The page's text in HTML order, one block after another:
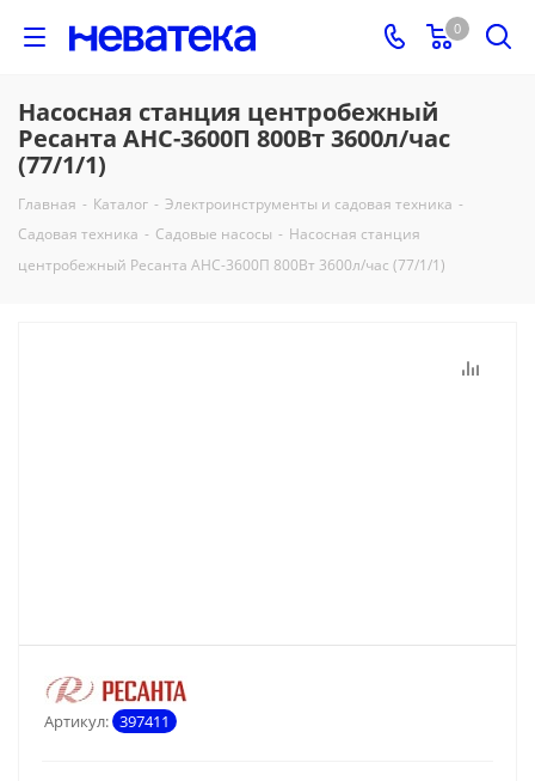
0
Насосная станция центробежный
Ресанта АНС-3600П 800Вт 3600л/час
(77/1/1)
Главная - Каталог - Электроинструменты и садовая техника -
Садовая техника - Садовые насосы - Насосная станция
центробежный Ресанта АНС-3600П 800Вт 3600л/час (77/1/1)
Артикул: 397411